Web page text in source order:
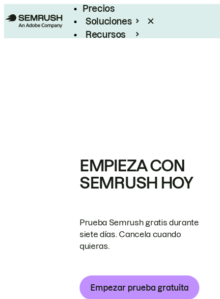
Precios
Soluciones
Recursos
EMPIEZA CON
SEMRUSH HOY
Prueba Semrush gratis durante
siete días. Cancela cuando
quieras.
Empezar prueba gratuita